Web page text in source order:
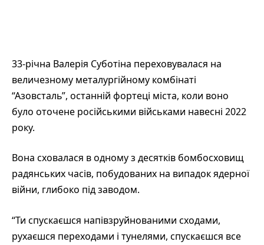
33-річна Валерія Суботіна переховувалася на
величезному металургійному комбінаті
“Азовсталь”, останній фортеці міста, коли воно
було оточене російськими військами навесні 2022
року.
Вона сховалася в одному з десятків бомбосховищ
радянських часів, побудованих на випадок ядерної
війни, глибоко під заводом.
“Ти спускаєшся напівзруйнованими сходами,
рухаєшся переходами і тунелями, спускаєшся все